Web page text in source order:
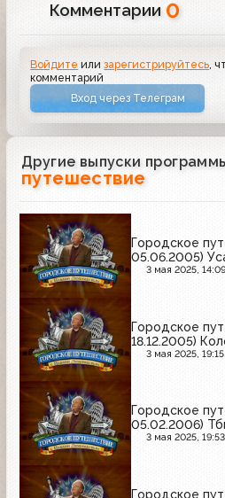
Комментарии 0
Войдите илизарегистрируйтесь ,
комментарий
Вход через Телеграм
Другие выпуски
путешествие
Городское
05.06.2005)
3 мая 2025, 14:09
Городское
18.12.2005)
3 мая 2025, 19:15
Городское
05.02.2006)
3 мая 2025, 19:53
Городское